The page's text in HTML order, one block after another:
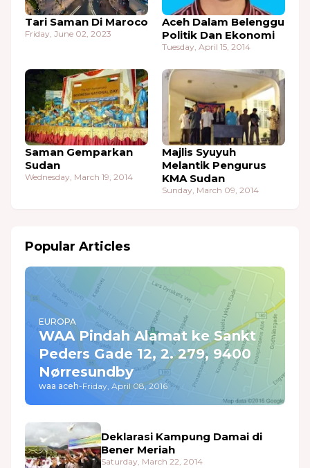
Tari Saman Di Maroco
Friday, June 02, 2023
Aceh Dalam Belenggu
Politik Dan Ekonomi
Tuesday, April 15, 2014
Saman Gemparkan
Sudan
Wednesday, March 19, 2014
Majlis Syuyuh
Melantik Pengurus
KMA Sudan
Sunday, March 09, 2014
Popular Articles
EUROPA
WAA Pindah Alamat ke Sankt
Peders Gade 12, 2. 279, 9400
Nørresundby
waa aceh-Friday, April 08, 2016
Deklarasi Kampung Damai di
Bener Meriah
Saturday, March 22, 2014